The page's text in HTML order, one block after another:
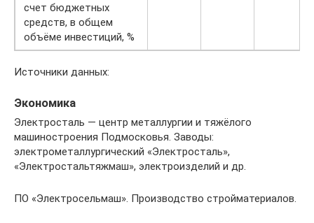
счет бюджетных
средств, в общем
объёме инвестиций, %
Источники данных:
Экономика
Электросталь — центр металлургии и тяжёлого
машиностроения Подмосковья. Заводы:
электрометаллургический «Электросталь»,
«Электростальтяжмаш», электроизделий и др.
ПО «Электросельмаш». Производство стройматериалов.